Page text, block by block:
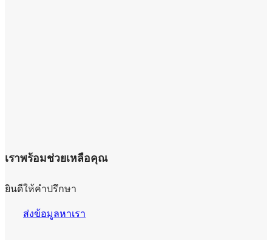
เราพร้อมช่วยเหลือคุณ
ยินดีให้คำปรึกษา
ส่งข้อมูลหาเรา